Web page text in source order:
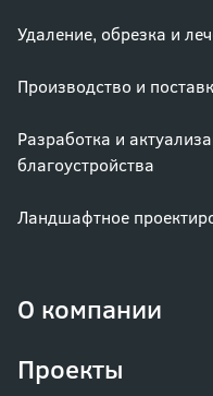
Удаление, обрезка и
Производство и
Разработка и
благоустройства
Ландшафтное
О компании
Проекты